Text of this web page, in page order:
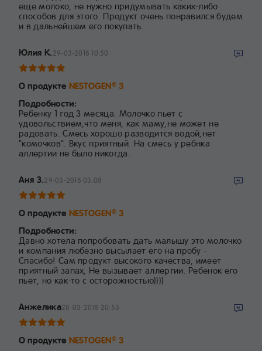
еще молоко, не нужно придумывать каких-либо
способов для этого. Продукт очень понравился будем
и в дальнейшем его покупать.
Юлия К.29-03-2018 10:50
О продукте NESTOGEN®3
Подробности:
Ребенку 1 год 3 месяца. Молочко пьет с
удовольствием,что меня, как маму,не может не
радовать. Смесь хорошо разводится водой,нет
"комочков". Вкус приятный. На смесь у ребнка
аллергии не было никогда.
Аня З.29-03-2018 03:08
О продукте NESTOGEN®3
Подробности:
Давно хотела попробовать дать малышу это молочко
и компания любезно высылает его на пробу -
Спасибо! Сам продукт высокого качества, имеет
приятный запах, Не вызывает аллергии. Ребенок его
пьет, но как-то с осторожностью))))
Анжелика28-03-2018 20:53
О продукте NESTOGEN®3